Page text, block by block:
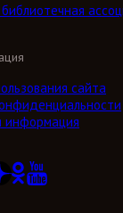
сайта
информация